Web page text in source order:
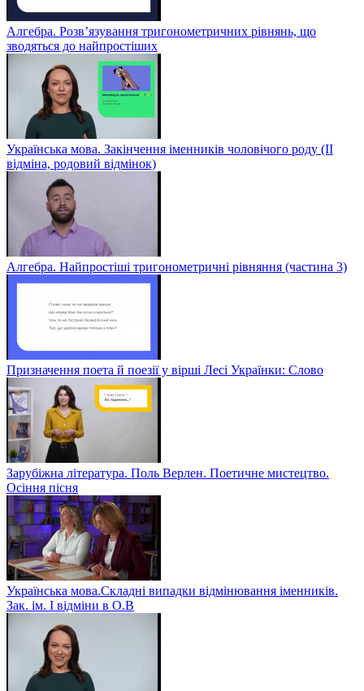
Алгебра. Розв’язування тригонометричних рівнянь, що
зводяться до найпростіших
Українська мова. Закінчення іменників чоловічого роду (ІІ
відміна, родовий відмінок)
Алгебра. Найпростіші тригонометричні рівняння (частина 3)
Призначення поета й поезії у вірші Лесі Українки: Слово
Зарубіжна література. Поль Верлен. Поетичне мистецтво.
Осіння пісня
Українська мова.Складні випадки відмінювання іменників.
Зак. ім. І відміни в О.В